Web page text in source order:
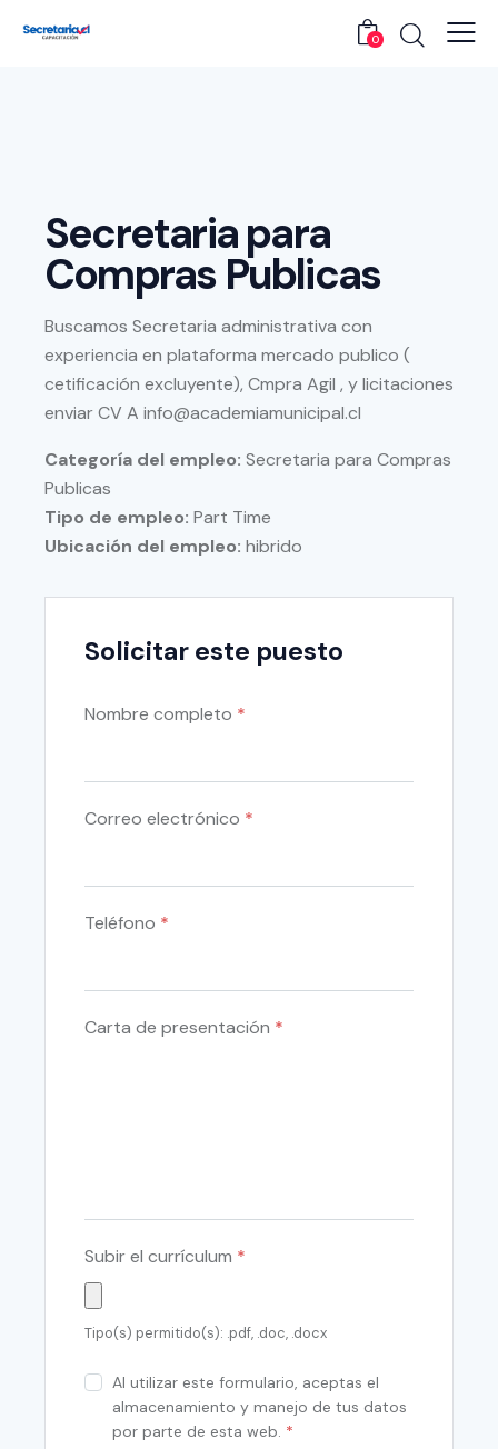
0
Secretaria para
Compras Publicas
Buscamos Secretaria administrativa con
experiencia en plataforma mercado publico (
cetificación excluyente), Cmpra Agil , y licitaciones
enviar CV A info@academiamunicipal.cl
Categoría del empleo: Secretaria para Compras
Publicas
Tipo de empleo: Part Time
Ubicación del empleo: hibrido
Solicitar este puesto
Nombre completo *
Correo electrónico *
Teléfono *
Carta de presentación *
Subir el currículum *
Tipo(s) permitido(s): .pdf, .doc, .docx
Al utilizar este formulario, aceptas el
almacenamiento y manejo de tus datos
por parte de esta web. *